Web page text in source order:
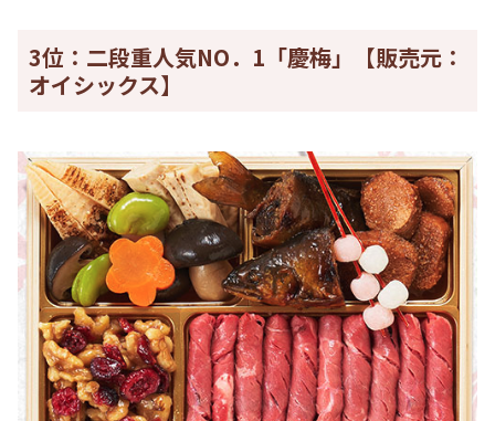
3位：二段重人気NO．1「慶梅」【販売元：
オイシックス】